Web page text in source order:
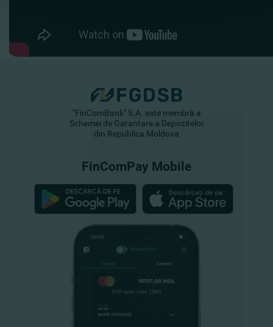
"FinComBank" S.A. este membră a
Schemei de Garantare a Depozitelor
din Republica Moldova
FinComPay Mobile